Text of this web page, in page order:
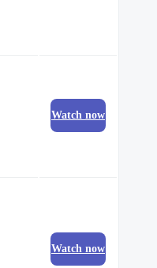
Watch now
Watch now